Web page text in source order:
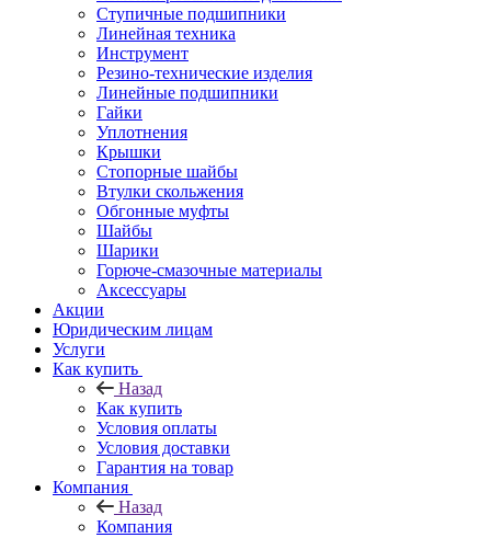
Ступичные подшипники
Линейная техника
Инструмент
Резино-технические изделия
Линейные подшипники
Гайки
Уплотнения
Крышки
Стопорные шайбы
Втулки скольжения
Обгонные муфты
Шайбы
Шарики
Горюче-смазочные материалы
Аксессуары
Акции
Юридическим лицам
Услуги
Как купить
Назад
Как купить
Условия оплаты
Условия доставки
Гарантия на товар
Компания
Назад
Компания